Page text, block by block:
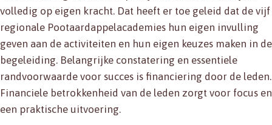
volledig op eigen kracht. Dat heeft er toe geleid dat de vijf
regionale Pootaardappelacademies hun eigen invulling
geven aan de activiteiten en hun eigen keuzes maken in de
begeleiding. Belangrijke constatering en essentiele
randvoorwaarde voor succes is financiering door de leden.
Financiele betrokkenheid van de leden zorgt voor focus en
een praktische uitvoering.